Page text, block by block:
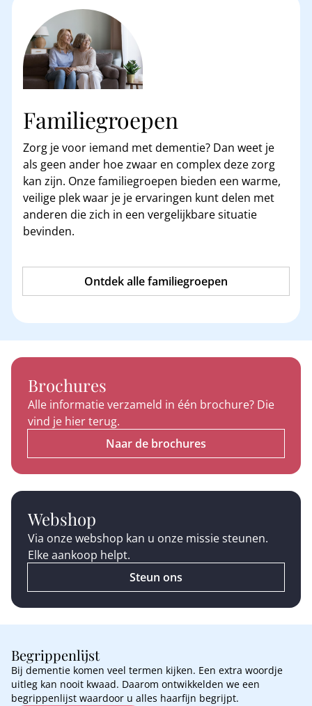
Familiegroepen
Zorg je voor iemand met dementie? Dan weet je
als geen ander hoe zwaar en complex deze zorg
kan zijn. Onze familiegroepen bieden een warme,
veilige plek waar je je ervaringen kunt delen met
anderen die zich in een vergelijkbare situatie
bevinden.
Ontdek alle familiegroepen
Brochures
Alle informatie verzameld in één brochure? Die
vind je hier terug.
Naar de brochures
Webshop
Via onze webshop kan u onze missie steunen.
Elke aankoop helpt.
Steun ons
Begrippenlijst
Bij dementie komen veel termen kijken. Een extra woordje
uitleg kan nooit kwaad. Daarom ontwikkelden we een
begrippenlijst waardoor u alles haarfijn begrijpt.